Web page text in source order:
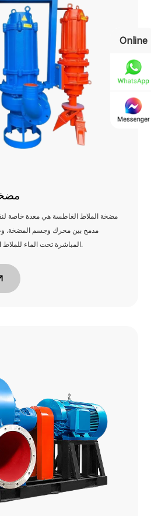
Online
مضخة الملاط الغاطسة هي معدة خاصة
مدمج بين محرك وجسم المضخة.
المباشرة تحت الماء للملاط الذي يحتوي على جزيئات صلبة.